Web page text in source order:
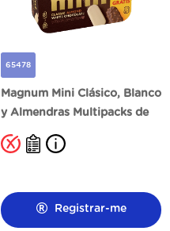
65478
Magnum Mini Clásico, Blanco
y Almendras Multipacks de
Registrar-me